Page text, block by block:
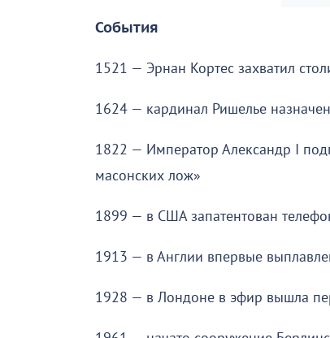
События
1521 — Эрнан Кортес захватил
1624 — кардинал Ришелье
1822 — Император Александр I
масонских лож»
1899 — в США запатентован
1913 — в Англии впервые
1928 — в Лондоне в эфир вышла